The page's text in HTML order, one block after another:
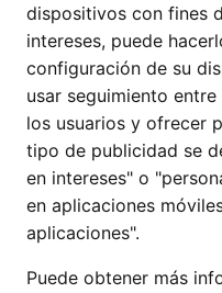
dispositivos con fines
intereses, puede
configuración de su
usar seguimiento
los usuarios y ofrecer
tipo de publicidad se
en intereses" o
en aplicaciones
aplicaciones".
Puede obtener más